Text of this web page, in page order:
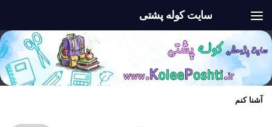
سایت کوله پشتی
آشنا كنم